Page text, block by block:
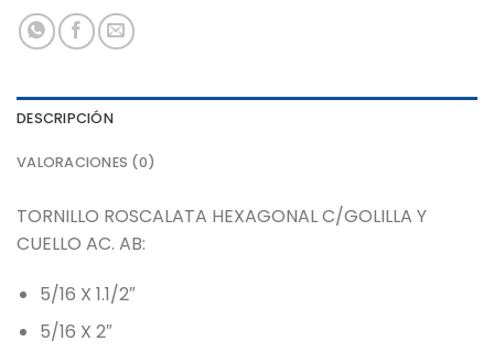
DESCRIPCIÓN
VALORACIONES (0)
TORNILLO ROSCALATA HEXAGONAL C/GOLILLA Y
CUELLO AC. AB:
5/16 X 1.1/2″
5/16 X 2″